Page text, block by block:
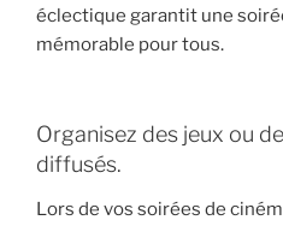
éclectique garantit une
mémorable pour tous.
Organisez des jeux ou
diffusés.
Lors de vos soirées de